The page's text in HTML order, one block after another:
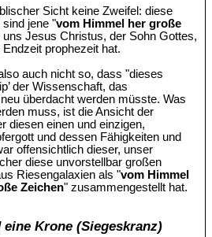
Sicht keine Zweifel: diese
sind jene "vom Himmel her große
uns Jesus Christus, der Sohn Gottes,
Endzeit prophezeit hat.
auch nicht so, dass "dieses
der Wissenschaft, das
überdacht werden müsste. Was
muss, ist die Ansicht der
diesen einen und einzigen,
und dessen Fähigkeiten und
offensichtlich dieser, unser
diese unvorstellbar großen
Riesengalaxien als "vom Himmel
Zeichen" zusammengestellt hat.
Krone (Siegeskranz)